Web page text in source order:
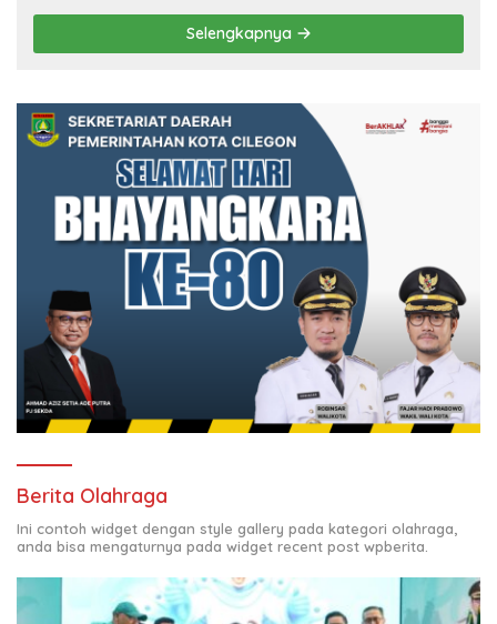
Selengkapnya
Berita Olahraga
Ini contoh widget dengan style gallery pada kategori olahraga,
anda bisa mengaturnya pada widget recent post wpberita.